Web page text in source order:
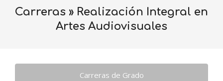
Carreras » Realización Integral en
Artes Audiovisuales
Carreras de Grado